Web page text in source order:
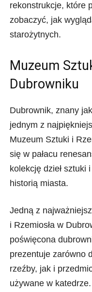
rekonstrukcje, które
zobaczyć, jak
starożytnych.
Muzeum
Dubrowniku
Dubrownik, znany
jednym z
Muzeum Sztuki i
się w pałacu
kolekcję dzieł sztuki
historią miasta.
Jedną z
i Rzemiosła w
poświęcona
prezentuje zarówno
rzeźby, jak i
używane w